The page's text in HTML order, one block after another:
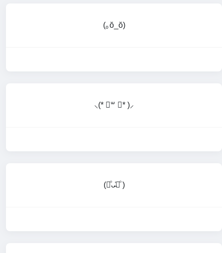
(｡ŏ_ŏ)
⸜(* ॑꒳ ॑* )⸝
(꒪ͦᴗ̵̍꒪ͦ )